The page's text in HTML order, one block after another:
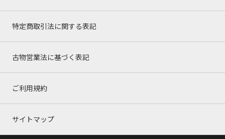
特定商取引法に関する表記
古物営業法に基づく表記
ご利用規約
サイトマップ